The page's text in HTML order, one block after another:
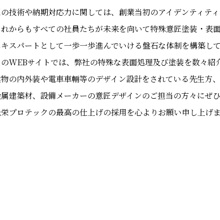
技術や納期対応力に関しては、創業当初のアイデンティテ
からもすべての社員たちが未来を向いて特殊意匠塗装・表
スパートとして一歩一歩進んでいける盤石な体制を構築し
WEBサイトでは、弊社の特殊な表面処理及び塗装を数々紹
の内外装や電車車輛等のデザイン設計をされている先生方、
建築材、設備メーカーの意匠デザインのご担当の方々にぜ
プロテックの最高の仕上げの採用を心よりお願い申し上げ